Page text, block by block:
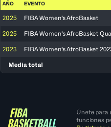
AÑO EVENTO
2025 FIBA Women's AfroBasket
2025 FIBA Women's AfroBasket
2023 FIBA Women's AfroBasket
Media total
Únete para
funciones